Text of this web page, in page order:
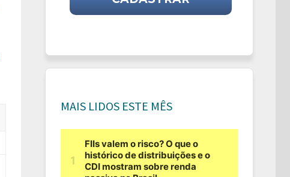
MAIS LIDOS ESTE MÊS